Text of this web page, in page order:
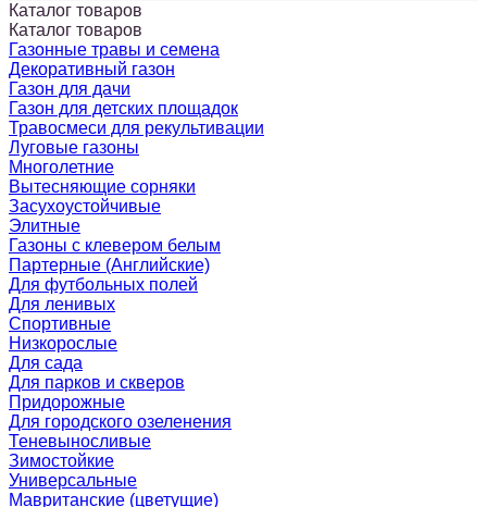
Каталог товаров
Каталог товаров
Газонные травы и семена
Декоративный газон
Газон для дачи
Газон для детских площадок
Травосмеси для рекультивации
Луговые газоны
Многолетние
Вытесняющие сорняки
Засухоустойчивые
Элитные
Газоны с клевером белым
Партерные (Английские)
Для футбольных полей
Для ленивых
Спортивные
Низкорослые
Для сада
Для парков и скверов
Придорожные
Для городского озеленения
Теневыносливые
Зимостойкие
Универсальные
Мавританские (цветущие)